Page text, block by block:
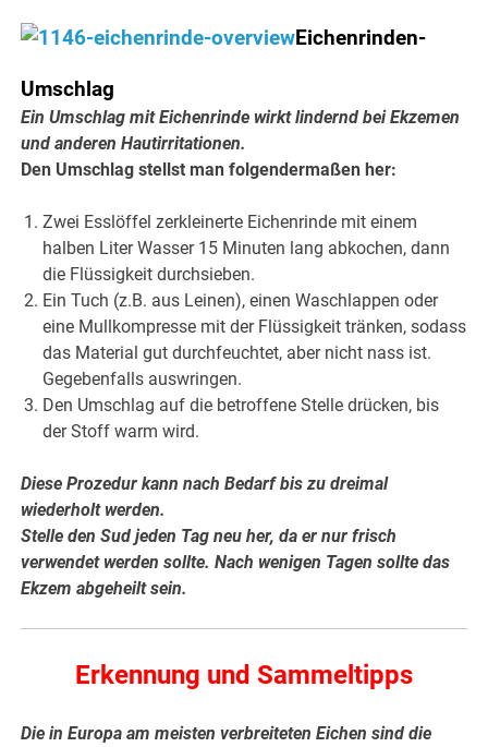
Eichenrinden-
Umschlag
Ein Umschlag mit Eichenrinde wirkt lindernd bei Ekzemen
und anderen Hautirritationen.
Den Umschlag stellst man folgendermaßen her:
Zwei Esslöffel zerkleinerte Eichenrinde mit einem
halben Liter Wasser 15 Minuten lang abkochen, dann
die Flüssigkeit durchsieben.
Ein Tuch (z.B. aus Leinen), einen Waschlappen oder
eine Mullkompresse mit der Flüssigkeit tränken, sodass
das Material gut durchfeuchtet, aber nicht nass ist.
Gegebenfalls auswringen.
Den Umschlag auf die betroffene Stelle drücken, bis
der Stoff warm wird.
Diese Prozedur kann nach Bedarf bis zu dreimal
wiederholt werden.
Stelle den Sud jeden Tag neu her, da er nur frisch
verwendet werden sollte. Nach wenigen Tagen sollte das
Ekzem abgeheilt sein.
Erkennung und Sammeltipps
Die in Europa am meisten verbreiteten Eichen sind die